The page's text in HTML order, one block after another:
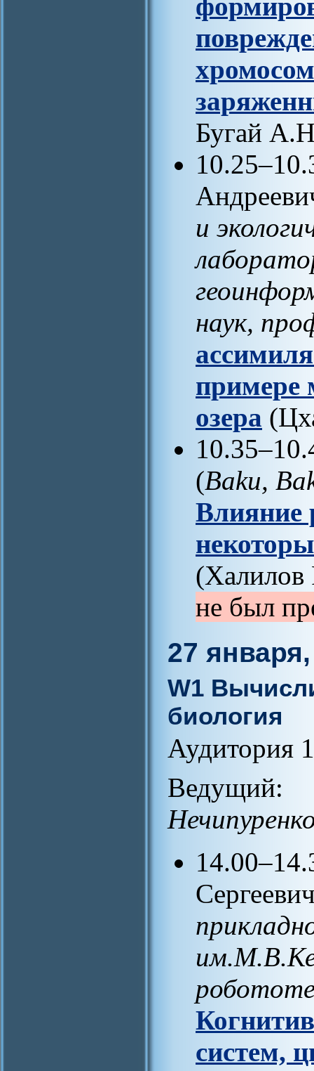
Бугай
и
наук,
примере
озера
(Baku,
Влияние
не был
27
W1
биология
Аудитория
систем,